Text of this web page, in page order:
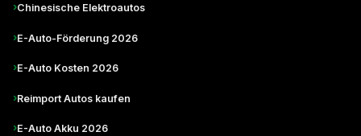
›Chinesische Elektroautos
›E-Auto-Förderung 2026
›E-Auto Kosten 2026
›Reimport Autos kaufen
›E-Auto Akku 2026